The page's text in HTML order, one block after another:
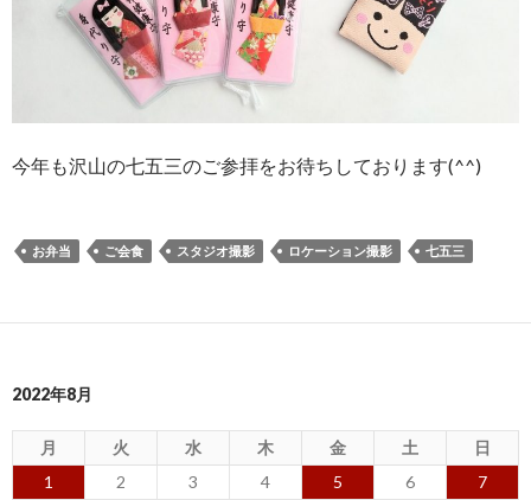
今年も沢山の七五三のご参拝をお待ちしております(^^)
お弁当 ご会食 スタジオ撮影 ロケーション撮影 七五三
2022年8月
月 火 水 木 金 土
日
1
2 3 4 5 6 7